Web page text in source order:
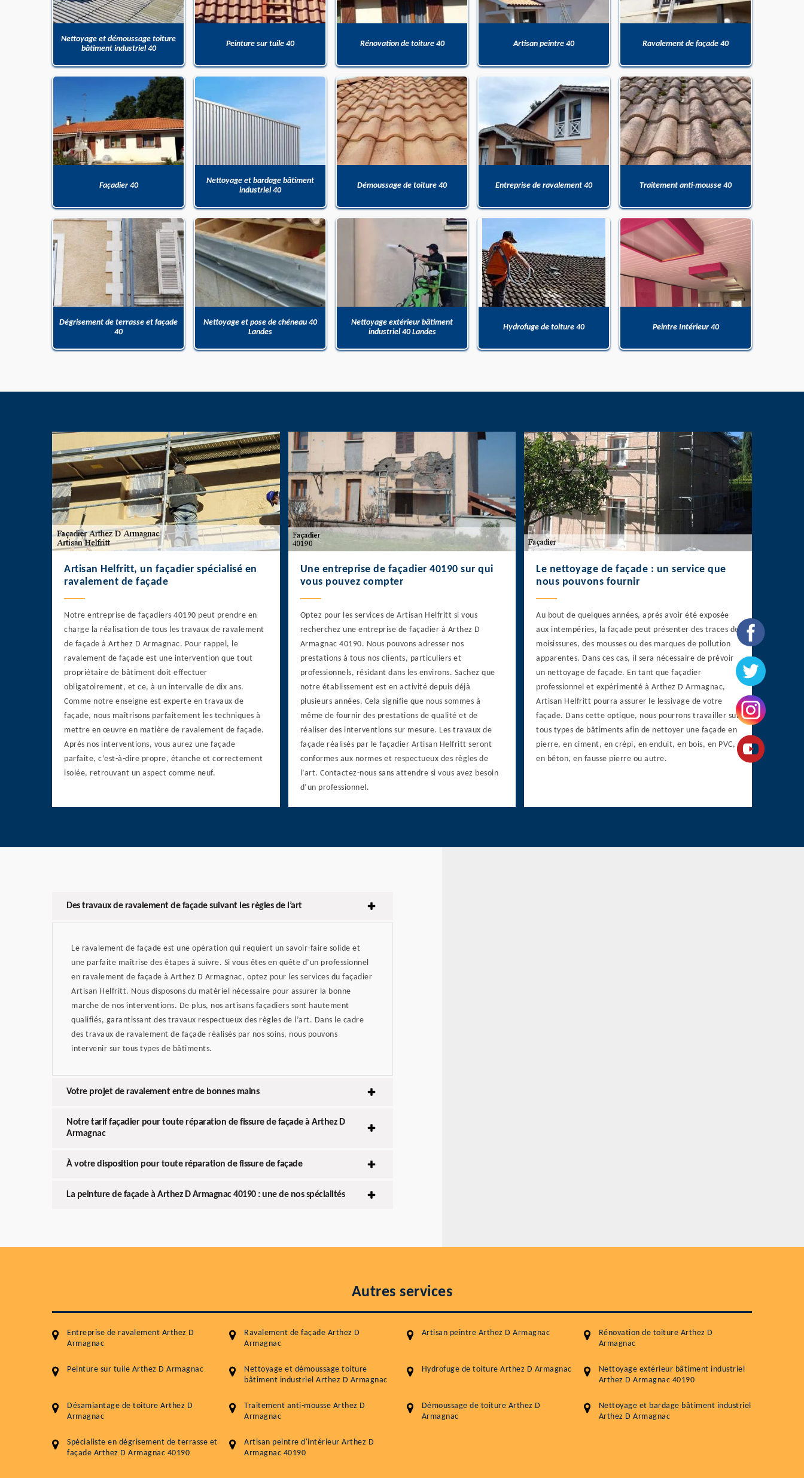
Nettoyage et démoussage toiture
bâtiment industriel 40
Peinture sur tuile 40 Rénovation de toiture 40 Artisan peintre 40 Ravalement de façade 40
Façadier 40
Nettoyage et bardage bâtiment
industriel 40
Démoussage de toiture 40 Entreprise de ravalement 40 Traitement anti-mousse 40
Dégrisement de terrasse et façade
40
Nettoyage et pose de chéneau 40
Landes
Nettoyage extérieur bâtiment
industriel 40 Landes
Hydrofuge de toiture 40 Peintre Intérieur 40
Artisan Helfritt, un façadier spécialisé en
ravalement de façade
Notre entreprise de façadiers 40190 peut prendre en
charge la réalisation de tous les travaux de ravalement
de façade à Arthez D Armagnac. Pour rappel, le
ravalement de façade est une intervention que tout
propriétaire de bâtiment doit effectuer
obligatoirement, et ce, à un intervalle de dix ans.
Comme notre enseigne est experte en travaux de
façade, nous maîtrisons parfaitement les techniques à
mettre en œuvre en matière de ravalement de façade.
Après nos interventions, vous aurez une façade
parfaite, c’est-à-dire propre, étanche et correctement
isolée, retrouvant un aspect comme neuf.
Une entreprise de façadier 40190 sur qui
vous pouvez compter
Optez pour les services de Artisan Helfritt si vous
recherchez une entreprise de façadier à Arthez D
Armagnac 40190. Nous pouvons adresser nos
prestations à tous nos clients, particuliers et
professionnels, résidant dans les environs. Sachez que
notre établissement est en activité depuis déjà
plusieurs années. Cela signifie que nous sommes à
même de fournir des prestations de qualité et de
réaliser des interventions sur mesure. Les travaux de
façade réalisés par le façadier Artisan Helfritt seront
conformes aux normes et respectueux des règles de
l’art. Contactez-nous sans attendre si vous avez besoin
d’un professionnel.
Le nettoyage de façade : un service que
nous pouvons fournir
Au bout de quelques années, après avoir été exposée
aux intempéries, la façade peut présenter des traces de
moisissures, des mousses ou des marques de pollution
apparentes. Dans ces cas, il sera nécessaire de prévoir
un nettoyage de façade. En tant que façadier
professionnel et expérimenté à Arthez D Armagnac,
Artisan Helfritt pourra assurer le lessivage de votre
façade. Dans cette optique, nous pourrons travailler sur
tous types de bâtiments afin de nettoyer une façade en
pierre, en ciment, en crépi, en enduit, en bois, en PVC,
en béton, en fausse pierre ou autre.
Des travaux de ravalement de façade suivant les règles de l’art
Le ravalement de façade est une opération qui requiert un savoir-faire solide et
une parfaite maîtrise des étapes à suivre. Si vous êtes en quête d’un professionnel
en ravalement de façade à Arthez D Armagnac, optez pour les services du façadier
Artisan Helfritt. Nous disposons du matériel nécessaire pour assurer la bonne
marche de nos interventions. De plus, nos artisans façadiers sont hautement
qualifiés, garantissant des travaux respectueux des règles de l’art. Dans le cadre
des travaux de ravalement de façade réalisés par nos soins, nous pouvons
intervenir sur tous types de bâtiments.
Votre projet de ravalement entre de bonnes mains
Notre tarif façadier pour toute réparation de fissure de façade à Arthez D
Armagnac
À votre disposition pour toute réparation de fissure de façade
La peinture de façade à Arthez D Armagnac 40190 : une de nos spécialités
Autres services
Entreprise de ravalement Arthez D
Armagnac
Ravalement de façade Arthez D
Armagnac
Artisan peintre Arthez D Armagnac
Rénovation de toiture Arthez D
Armagnac
Peinture sur tuile Arthez D Armagnac
Nettoyage et démoussage toiture
bâtiment industriel Arthez D Armagnac
Hydrofuge de toiture Arthez D Armagnac
Nettoyage extérieur bâtiment industriel
Arthez D Armagnac 40190
Désamiantage de toiture Arthez D
Armagnac
Traitement anti-mousse Arthez D
Armagnac
Démoussage de toiture Arthez D
Armagnac
Nettoyage et bardage bâtiment industriel
Arthez D Armagnac
Spécialiste en dégrisement de terrasse et
façade Arthez D Armagnac 40190
Artisan peintre d'intérieur Arthez D
Armagnac 40190
5.0 (118avis)
Artisant local recommander
05 33 06 15 63
76 chemin de la Source 40180